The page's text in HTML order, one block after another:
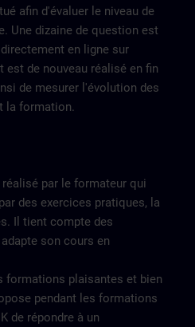
afin d'évaluer le niveau de
Une dizaine de question est
en ligne sur
est de nouveau réalisé en fin
de mesurer l'évolution des
la formation.
par le formateur qui
des exercices pratiques, la
Il tient compte des
son cours en
formations plaisantes et bien
pendant les formations
de répondre à un